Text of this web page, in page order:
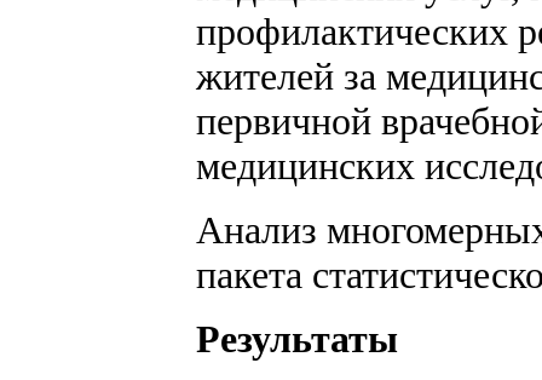
профилактических
жителей за
первичной
медицинских
Анализ
пакета
Результаты